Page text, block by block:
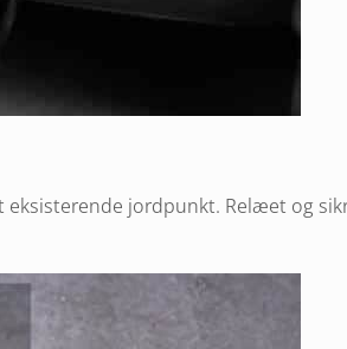
jordpunkt. Relæet og